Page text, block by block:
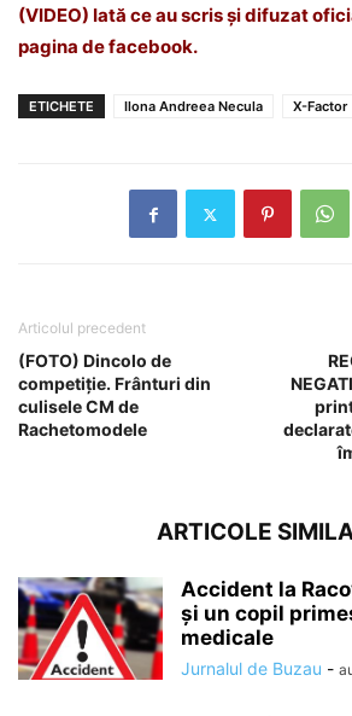
(VIDEO) Iată ce au scris și difuzat
pagina de facebook.
ETICHETE Ilona Andreea Necula X-Factor
Articolul precedent
(FOTO) Dincolo de
competiție. Frânturi din
culisele CM de
Rachetomodele
ARTICOLE
Accident la
și un copil
medicale
Jurnalul de Buzau -